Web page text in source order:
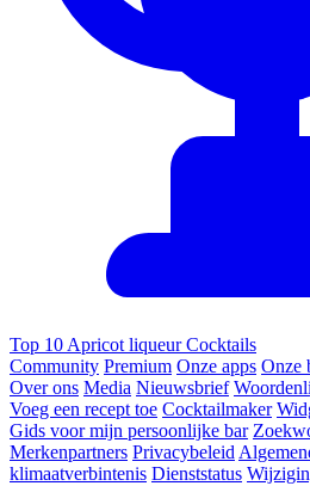
Top 10 Apricot liqueur Cocktails
Community Premium Onze apps Onze
Over ons Media Nieuwsbrief
Voeg een recept toe Cocktailmaker
Gids voor mijn persoonlijke bar
Merkenpartners Privacybeleid
klimaatverbintenis Dienststatus